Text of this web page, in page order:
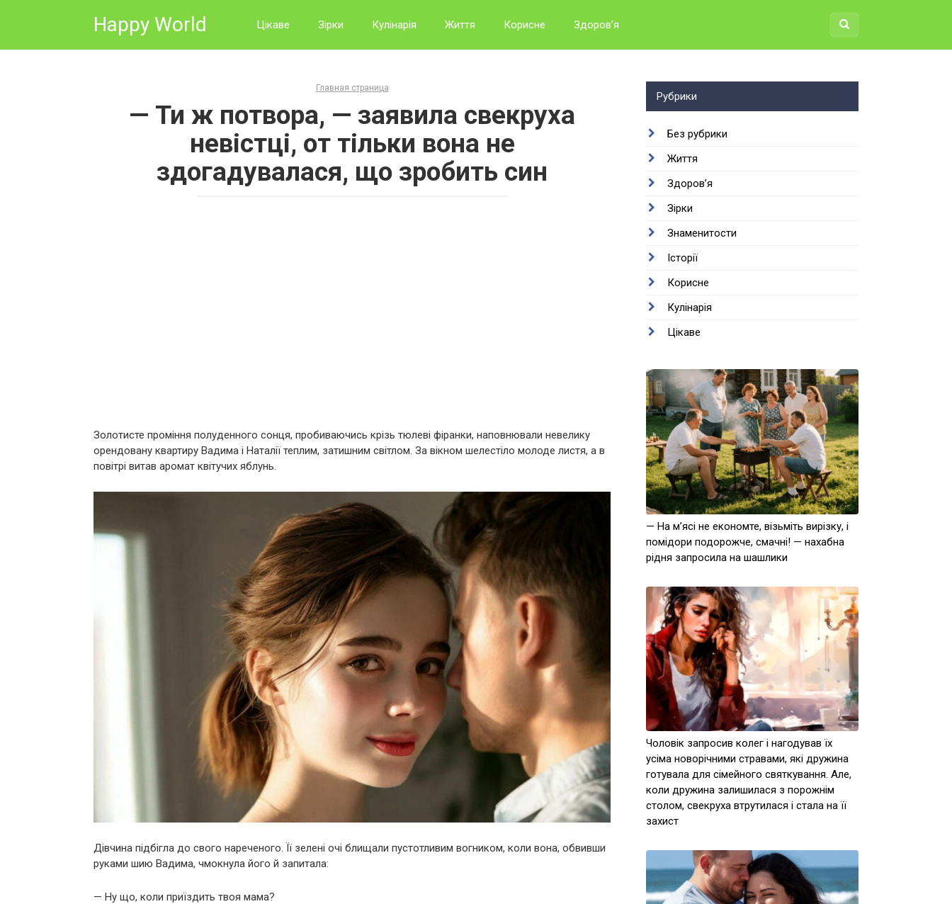
Happy World Цікаве Зірки Кулінарія Життя Корисне Здоров’я
Главная страница
— Ти ж потвора, — заявила свекруха
невістці, от тільки вона не
здогадувалася, що зробить син
Золотисте проміння полуденного сонця, пробиваючись крізь тюлеві фіранки, наповнювали невелику
орендовану квартиру Вадима і Наталії теплим, затишним світлом. За вікном шелестіло молоде листя, а в
повітрі витав аромат квітучих яблунь.
Дівчина підбігла до свого нареченого. Її зелені очі блищали пустотливим вогником, коли вона, обвивши
руками шию Вадима, чмокнула його й запитала:
— Ну що, коли приїздить твоя мама?
Рубрики
Без рубрики
Життя
Здоров’я
Зірки
Знаменитости
Історії
Корисне
Кулінарія
Цікаве
— На м’ясі не економте, візьміть вирізку, і
помідори подорожче, смачні! — нахабна
рідня запросила на шашлики
Чоловік запросив колег і нагодував їх
усіма новорічними стравами, які дружина
готувала для сімейного святкування. Але,
коли дружина залишилася з порожнім
столом, свекруха втрутилася і стала на її
захист